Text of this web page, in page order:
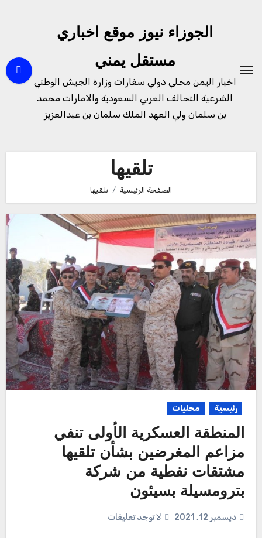
الجوزاء نيوز موقع اخباري
مستقل يمني
اخبار اليمن محلي دولي سفارات وزارة الجيش الوطني
الشرعية التحالف العربي السعودية والامارات محمد
بن سلمان ولي العهد الملك سلمان بن عبدالعزيز
تلقيها
الصفحة الرئيسية تلقيها
رئيسية محليات
المنطقة العسكرية الأولى تنفي
مزاعم المغرضين بشأن تلقيها
مشتقات نفطية من شركة
بترومسيلة بسيئون
ديسمبر 12, 2021 لا توجد تعليقات